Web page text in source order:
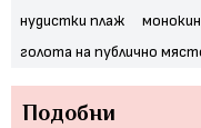
нудистки плаж
голота на публично
Подобни